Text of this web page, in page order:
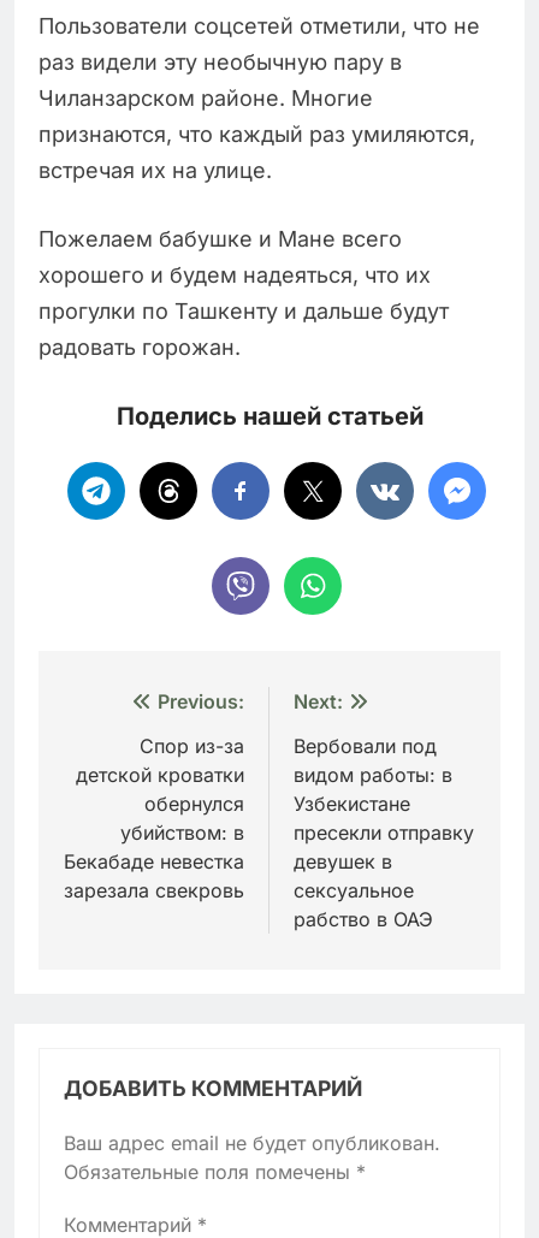
Пользователи соцсетей отметили, что не
раз видели эту необычную пару в
Чиланзарском районе. Многие
признаются, что каждый раз умиляются,
встречая их на улице.
Пожелаем бабушке и Мане всего
хорошего и будем надеяться, что их
прогулки по Ташкенту и дальше будут
радовать горожан.
Поделись нашей статьей
Навигация
записям
Previous:
Спор из-за
детской кроватки
обернулся
убийством: в
Бекабаде невестка
зарезала свекровь
Next:
Вербовали под
видом работы: в
Узбекистане
пресекли отправку
девушек в
сексуальное
рабство в ОАЭ
ДОБАВИТЬ КОММЕНТАРИЙ
Ваш адрес email не будет опубликован.
Обязательные поля помечены *
Комментарий *